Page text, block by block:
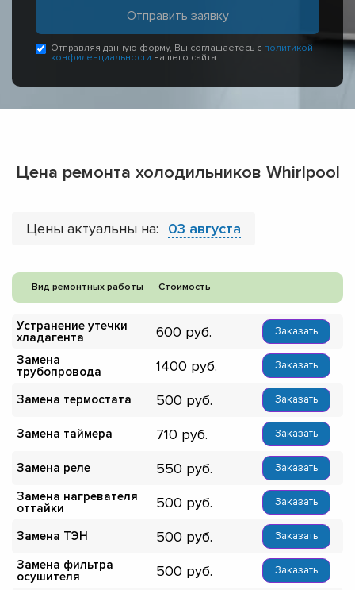
Отправляя данную форму, Вы соглашаетесь с политикой
конфиденциальности нашего сайта
Цена ремонта холодильников Whirlpool
Цены актуальны на: 03 августа
Вид ремонтных работы Стоимость
Устранение утечки
хладагента
600 Заказать
Замена
трубопровода
1400 Заказать
Замена термостата 500 Заказать
Замена таймера 710 Заказать
Замена реле 550 Заказать
Замена нагревателя
оттайки
500 Заказать
Замена ТЭН 500 Заказать
Замена фильтра
осушителя
500 Заказать